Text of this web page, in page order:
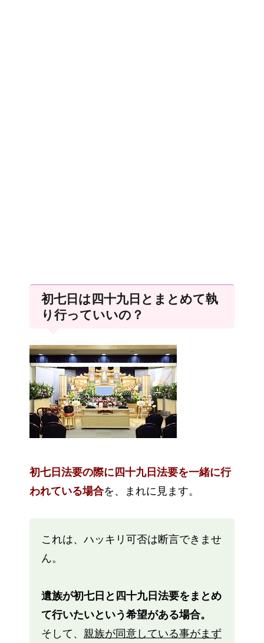
初七日は四十九日とまとめて執
り行っていいの？
初七日法要の際に四十九日法要を一緒に行
われている場合を、まれに見ます。
これは、ハッキリ可否は断言できませ
ん。
遺族が初七日と四十九日法要をまとめ
て行いたいという希望がある場合。
そして、 親族が同意している事がまず